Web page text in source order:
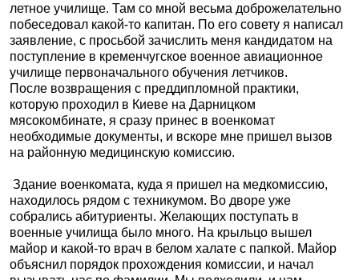
летное училище. Там со мной весьма доброжелательно
побеседовал какой-то капитан. По его совету я написал
заявление, с просьбой зачислить меня кандидатом на
поступление в кременчугское военное авиационное
училище первоначального обучения летчиков.
После возвращения с преддипломной практики,
которую проходил в Киеве на Дарницком
мясокомбинате, я сразу принес в военкомат
необходимые документы, и вскоре мне пришел вызов
на районную медицинскую комиссию.
Здание военкомата, куда я пришел на медкомиссию,
находилось рядом с техникумом. Во дворе уже
собрались абитуриенты. Желающих поступать в
военные училища было много. На крыльцо вышел
майор и какой-то врач в белом халате с папкой. Майор
объяснил порядок прохождения комиссии, и начал